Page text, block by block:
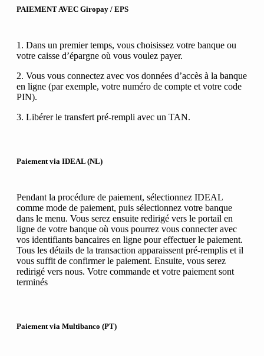
PAIEMENT AVEC Giropay / EPS
1. Dans un premier temps, vous choisissez votre banque ou
votre caisse d’épargne où vous voulez payer.
2. Vous vous connectez avec vos données d’accès à la banque
en ligne (par exemple, votre numéro de compte et votre code
PIN).
3. Libérer le transfert pré-rempli avec un TAN.
Paiement via IDEAL (NL)
Pendant la procédure de paiement, sélectionnez IDEAL
comme mode de paiement, puis sélectionnez votre banque
dans le menu. Vous serez ensuite redirigé vers le portail en
ligne de votre banque où vous pourrez vous connecter avec
vos identifiants bancaires en ligne pour effectuer le paiement.
Tous les détails de la transaction apparaissent pré-remplis et il
vous suffit de confirmer le paiement. Ensuite, vous serez
redirigé vers nous. Votre commande et votre paiement sont
terminés
Paiement via Multibanco (PT)